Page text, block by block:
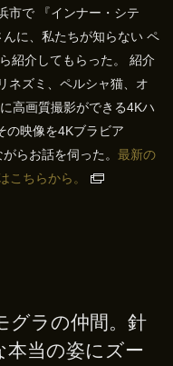
市で 『インナー・シテ
に、私たちが知らない ペ
紹介してもらった。 紹介
ネズミ、ペルシャ猫、オ
高画質撮影ができる4Kハ
の映像を4Kブラビア
らお話を伺った。 最新の
こちらから 。
グラの仲間。針
本当の姿にズー